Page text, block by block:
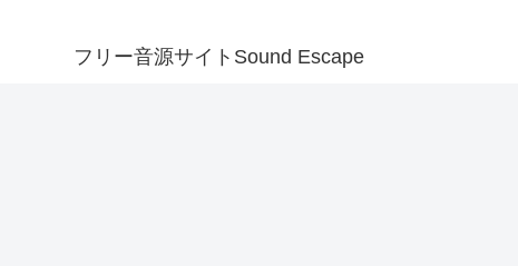
フリー音源サイトSound Escape